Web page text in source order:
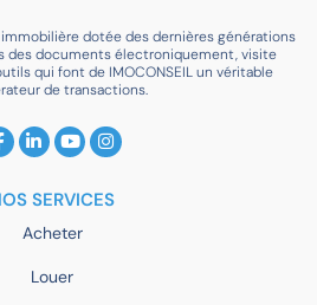
immobilière dotée des dernières générations
des documents électroniquement, visite
qui font de IMOCONSEIL un véritable
de transactions.
SERVICES
Acheter
Louer